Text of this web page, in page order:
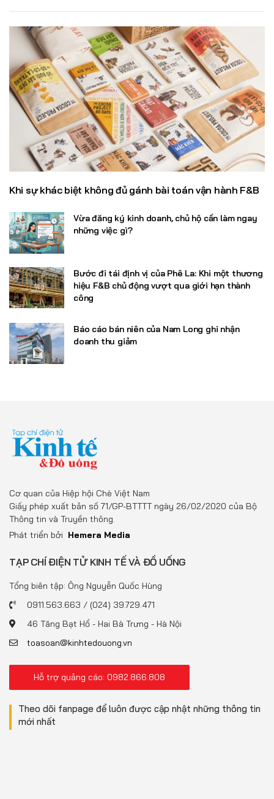
Khi sự khác biệt không đủ gánh bài toán vận hành F&B
Vừa đăng ký kinh doanh, chủ hộ cần làm ngay
những việc gì?
Bước đi tái định vị của Phê La: Khi một thương
hiệu F&B chủ động vượt qua giới hạn thành
công
Báo cáo bán niên của Nam Long ghi nhận
doanh thu giảm
Cơ quan của Hiệp hội Chè Việt Nam
Giấy phép xuất bản số 71/GP-BTTTT ngày 26/02/2020 của Bộ
Thông tin và Truyền thông.
Phát triển bởi Hemera Media
TẠP CHÍ ĐIỆN TỬ KINH TẾ VÀ ĐỒ UỐNG
Tổng biên tập: Ông Nguyễn Quốc Hùng
0911.563.663 / (024) 39.729.471
46 Tăng Bạt Hổ - Hai Bà Trưng - Hà Nội
toasoan@kinhtedouong.vn
Hỗ trợ quảng cáo: 0982.866.808
Theo dõi fanpage để luôn được cập nhật những thông tin
mới nhất